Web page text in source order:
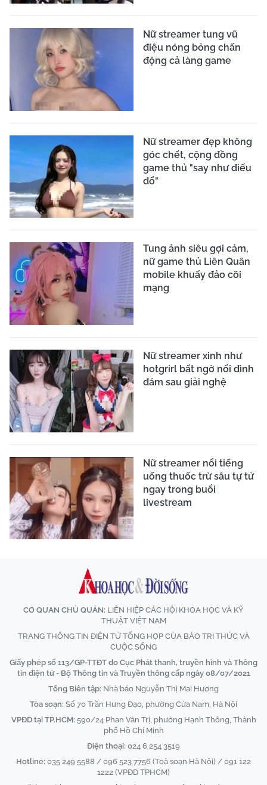
Nữ streamer tung vũ
điệu nóng bỏng chấn
động cả làng game
Nữ streamer đẹp không
góc chết, cộng đồng
game thủ "say như điếu
đổ"
Tung ảnh siêu gợi cảm,
nữ game thủ Liên Quân
mobile khuấy đảo cõi
mạng
Nữ streamer xinh như
hotgrirl bất ngờ nổi đình
đám sau giải nghệ
Nữ streamer nổi tiếng
uống thuốc trừ sâu tự tử
ngay trong buổi
livestream
CƠ QUAN CHỦ QUẢN: LIÊN HIỆP CÁC HỘI KHOA HỌC VÀ KỸ
THUẬT VIỆT NAM
TRANG THÔNG TIN ĐIỆN TỬ TỔNG HỢP CỦA BÁO TRI THỨC VÀ
CUỘC SỐNG
Giấy phép số 113/GP-TTĐT do Cục Phát thanh, truyền hình và Thông
tin điện tử - Bộ Thông tin và Truyền thông cấp ngày 08/07/2021
Tổng Biên tập: Nhà báo Nguyễn Thị Mai Hương
Tòa soạn: Số 70 Trần Hưng Đạo, phường Cửa Nam, Hà Nội
VPĐD tại TP.HCM: 590/24 Phan Văn Trị, phường Hạnh Thông, Thành
phố Hồ Chí Minh
Điện thoại: 024 6 254 3519
Hotline: 035 249 5588 / 096 523 7756 (Toà soạn Hà Nội) / 091 122
1222 (VPĐD TPHCM)